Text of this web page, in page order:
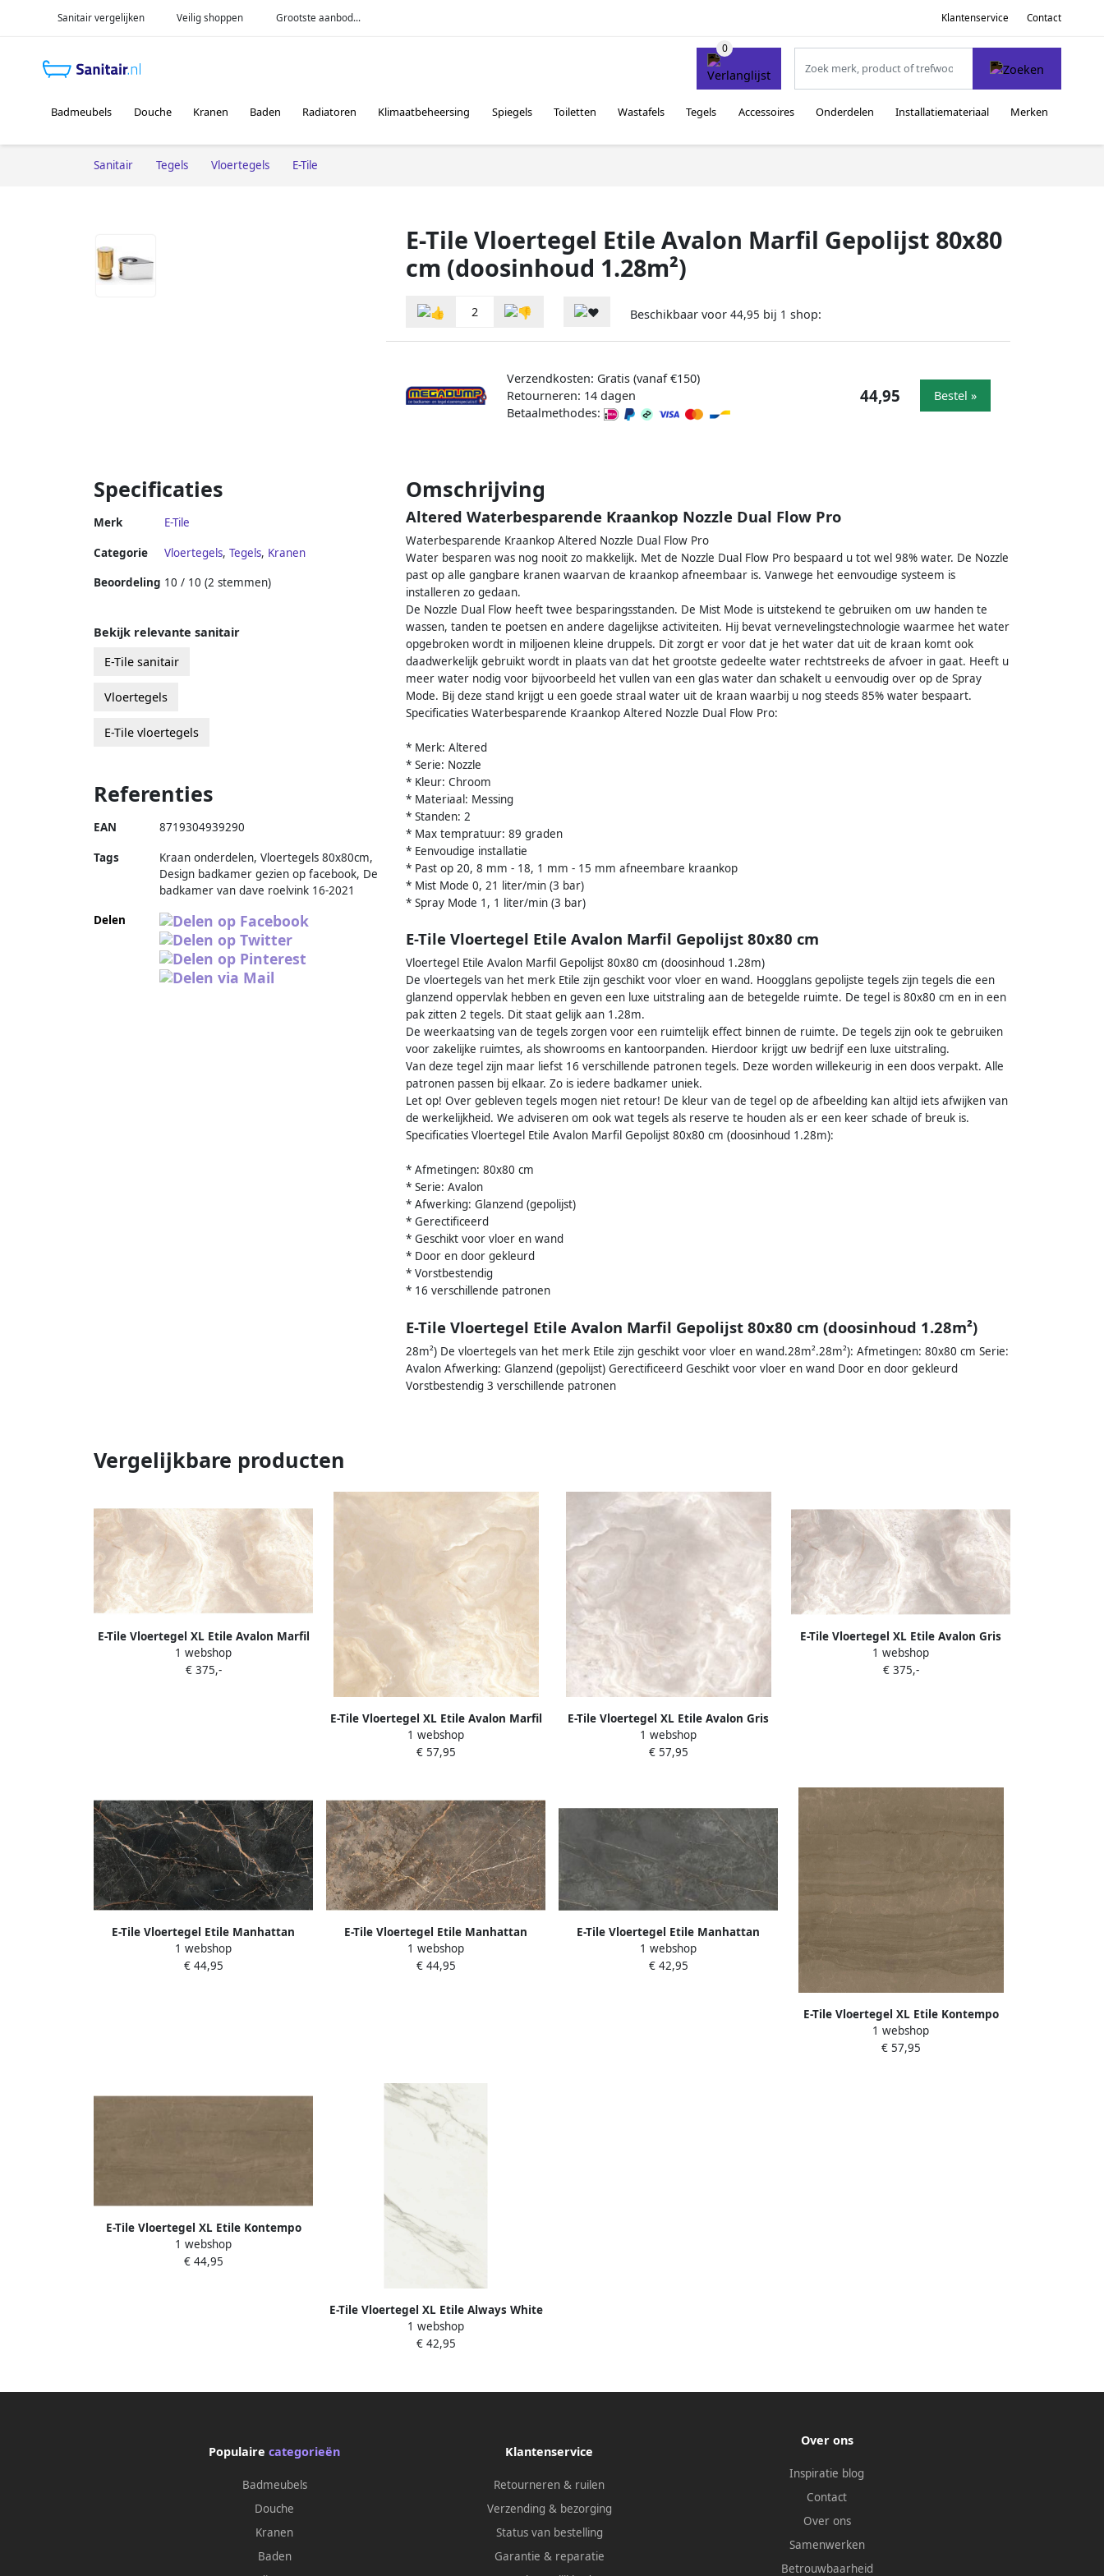
Sanitair vergelijken Veilig shoppen Grootste aanbod... Klantenservice Contact
Badmeubels Douche Kranen Baden Radiatoren Klimaatbeheersing Spiegels Toiletten Wastafels Tegels Accessoires Onderdelen Installatiemateriaal Merken
Sanitair Tegels Vloertegels E-Tile
E-Tile Vloertegel Etile Avalon Marfil Gepolijst 80x80
cm (doosinhoud 1.28m²)
2 Beschikbaar voor 44,95 bij 1 shop:
Verzendkosten: Gratis (vanaf €150)
Retourneren: 14 dagen
Betaalmethodes:
44,95 Bestel »
Specificaties
Merk E-Tile
Categorie Vloertegels, Tegels, Kranen
Beoordeling 10 / 10 (2 stemmen)
Omschrijving
Altered Waterbesparende Kraankop Nozzle Dual Flow Pro
Waterbesparende Kraankop Altered Nozzle Dual Flow Pro
Water besparen was nog nooit zo makkelijk. Met de Nozzle Dual Flow Pro bespaard u tot wel 98% water. De Nozzle
past op alle gangbare kranen waarvan de kraankop afneembaar is. Vanwege het eenvoudige systeem is
installeren zo gedaan.
De Nozzle Dual Flow heeft twee besparingsstanden. De Mist Mode is uitstekend te gebruiken om uw handen te
wassen, tanden te poetsen en andere dagelijkse activiteiten. Hij bevat vernevelingstechnologie waarmee het water
opgebroken wordt in miljoenen kleine druppels. Dit zorgt er voor dat je het water dat uit de kraan komt ook
daadwerkelijk gebruikt wordt in plaats van dat het grootste gedeelte water rechtstreeks de afvoer in gaat. Heeft u
meer water nodig voor bijvoorbeeld het vullen van een glas water dan schakelt u eenvoudig over op de Spray
Mode. Bij deze stand krijgt u een goede straal water uit de kraan waarbij u nog steeds 85% water bespaart.
Specificaties Waterbesparende Kraankop Altered Nozzle Dual Flow Pro:
* Merk: Altered
* Serie: Nozzle
* Kleur: Chroom
* Materiaal: Messing
* Standen: 2
* Max tempratuur: 89 graden
* Eenvoudige installatie
* Past op 20, 8 mm - 18, 1 mm - 15 mm afneembare kraankop
* Mist Mode 0, 21 liter/min (3 bar)
* Spray Mode 1, 1 liter/min (3 bar)
E-Tile Vloertegel Etile Avalon Marfil Gepolijst 80x80 cm
Vloertegel Etile Avalon Marfil Gepolijst 80x80 cm (doosinhoud 1.28m)
De vloertegels van het merk Etile zijn geschikt voor vloer en wand. Hoogglans gepolijste tegels zijn tegels die een
glanzend oppervlak hebben en geven een luxe uitstraling aan de betegelde ruimte. De tegel is 80x80 cm en in een
pak zitten 2 tegels. Dit staat gelijk aan 1.28m.
De weerkaatsing van de tegels zorgen voor een ruimtelijk effect binnen de ruimte. De tegels zijn ook te gebruiken
voor zakelijke ruimtes, als showrooms en kantoorpanden. Hierdoor krijgt uw bedrijf een luxe uitstraling.
Van deze tegel zijn maar liefst 16 verschillende patronen tegels. Deze worden willekeurig in een doos verpakt. Alle
patronen passen bij elkaar. Zo is iedere badkamer uniek.
Let op! Over gebleven tegels mogen niet retour! De kleur van de tegel op de afbeelding kan altijd iets afwijken van
de werkelijkheid. We adviseren om ook wat tegels als reserve te houden als er een keer schade of breuk is.
Specificaties Vloertegel Etile Avalon Marfil Gepolijst 80x80 cm (doosinhoud 1.28m):
* Afmetingen: 80x80 cm
* Serie: Avalon
* Afwerking: Glanzend (gepolijst)
* Gerectificeerd
* Geschikt voor vloer en wand
* Door en door gekleurd
* Vorstbestendig
* 16 verschillende patronen
E-Tile Vloertegel Etile Avalon Marfil Gepolijst 80x80 cm (doosinhoud 1.28m²)
28m²) De vloertegels van het merk Etile zijn geschikt voor vloer en wand.28m².28m²): Afmetingen: 80x80 cm Serie:
Avalon Afwerking: Glanzend (gepolijst) Gerectificeerd Geschikt voor vloer en wand Door en door gekleurd
Vorstbestendig 3 verschillende patronen
Bekijk relevante sanitair
E-Tile sanitair
Vloertegels
E-Tile vloertegels
Referenties
EAN 8719304939290
Tags
Kraan onderdelen, Vloertegels 80x80cm,
Design badkamer gezien op facebook, De
badkamer van dave roelvink 16-2021
Delen
Vergelijkbare producten
E-Tile Vloertegel XL Etile Avalon Marfil
Gepolijst 120x260 cm (3.12m² per
Tegel)
1 webshop
€ 375,-
E-Tile Vloertegel XL Etile Avalon Marfil
Gepolijst 120x120 cm
1 webshop
€ 57,95
E-Tile Vloertegel XL Etile Avalon Gris
Gepolijst 120x120 cm (1.44m² per
Tegel)
1 webshop
€ 57,95
E-Tile Vloertegel XL Etile Avalon Gris
Gepolijst 120x260 cm (3.12m² per
Tegel)
1 webshop
€ 375,-
E-Tile Vloertegel Etile Manhattan
60x120 cm Pulido Midnight
1 webshop
€ 44,95
E-Tile Vloertegel Etile Manhattan
60x120 cm Pulido Earth
1 webshop
€ 44,95
E-Tile Vloertegel Etile Manhattan
60x120 cm Natural Dark
1 webshop
€ 42,95
E-Tile Vloertegel XL Etile Kontempo
Cinnamon Glans 120x120 cm
1 webshop
€ 57,95
E-Tile Vloertegel XL Etile Kontempo
Cinnamon Glans 60x120 cm
1 webshop
€ 44,95
E-Tile Vloertegel XL Etile Always White
Natural Mat 60x120 cm
1 webshop
€ 42,95
Populaire categorieën
Badmeubels
Douche
Kranen
Baden
Klantenservice
Retourneren & ruilen
Verzending & bezorging
Status van bestelling
Garantie & reparatie
Over ons
Inspiratie blog
Contact
Over ons
Samenwerken
Betrouwbaarheid